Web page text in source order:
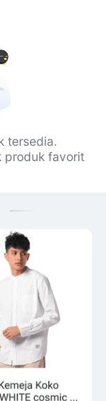
tersedia.
produk favorit